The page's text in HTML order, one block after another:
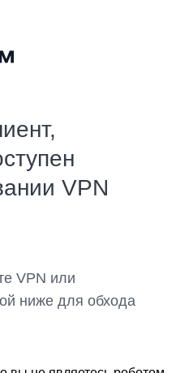
VPN
VPN или
ниже для обхода